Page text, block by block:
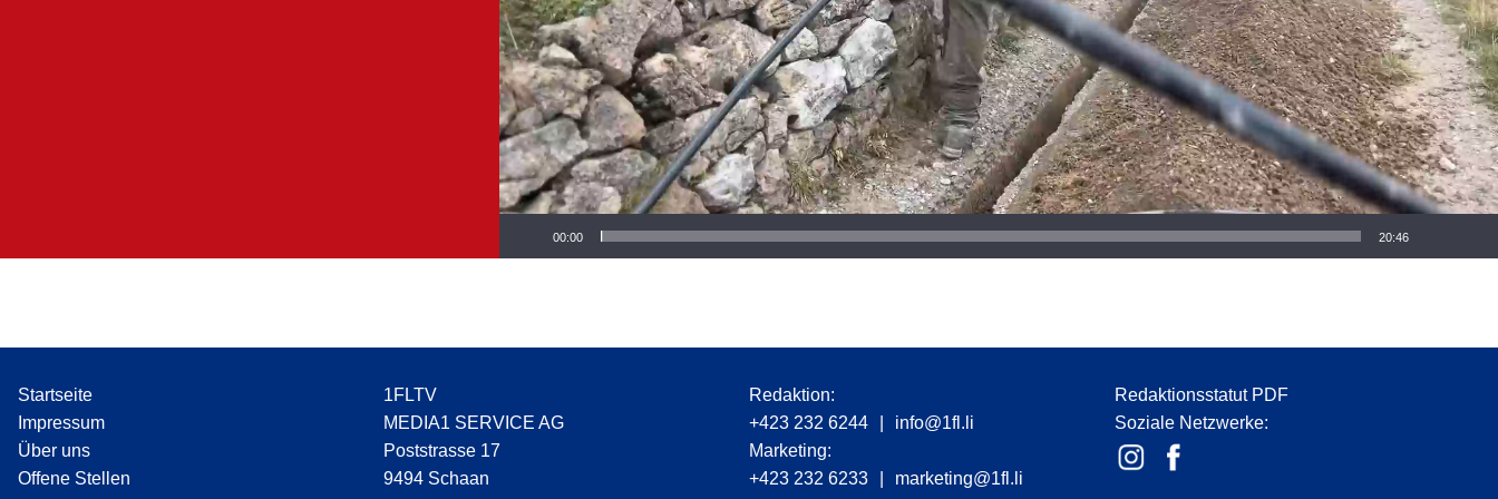
r
00:00 20:46
Startseite
Impressum
Über uns
Offene Stellen
1FLTV
MEDIA1 SERVICE AG
Poststrasse 17
9494 Schaan
Redaktion:
+423 232 6244
info@1fl.li
Marketing:
+423 232 6233
marketing@1fl.li
Redaktionsstatut PDF
Soziale Netzwerke: